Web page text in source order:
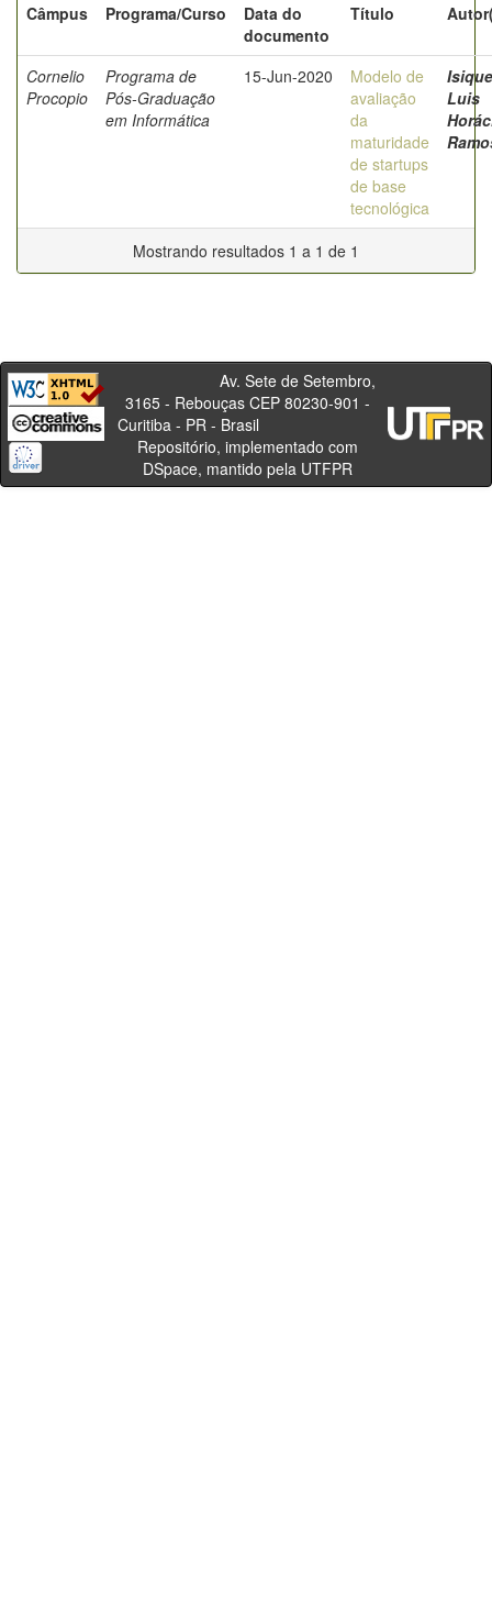
Câmpus
Programa/Curso
Data do
documento
Título
Cornelio
Procopio
Programa de
Pós-Graduação
em Informática
15-Jun-2020
Modelo de
avaliação
da
maturidade
de startups
de base
tecnológica
Luis
Mostrando resultados 1 a 1 de 1
Av. Sete de Setembro,
3165 - Rebouças CEP 80230-901 -
Curitiba - PR - Brasil
Repositório, implementado com
DSpace, mantido pela UTFPR